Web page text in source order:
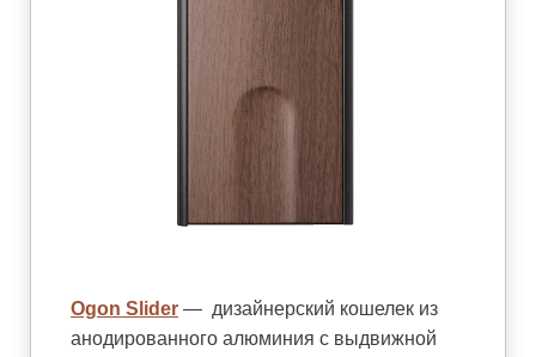
Ogon Slider — дизайнерский кошелек из
анодированного алюминия с выдвижной